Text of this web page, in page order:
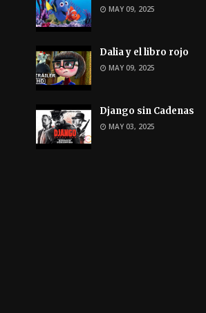
MAY 09, 2025
Dalia y el libro rojo
MAY 09, 2025
Django sin Cadenas
MAY 03, 2025